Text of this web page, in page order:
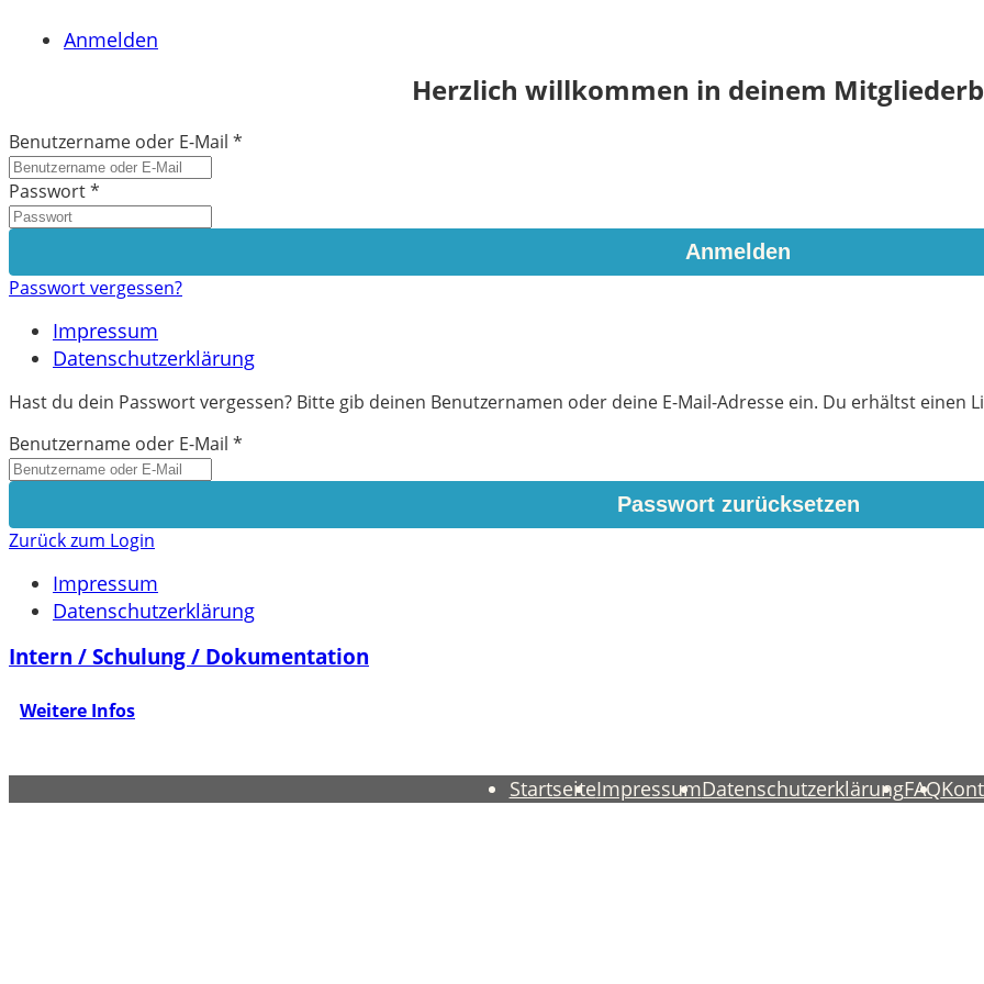
Anmelden
Herzlich willkommen in deinem
Benutzername oder E-Mail *
Passwort*
Passwort vergessen?
Impressum
Datenschutzerklärung
Hast du dein Passwort vergessen? Bitte gib deinen Benutzernamen oder deine E-Mail-Adresse ein. Du erhältst einen
Benutzername oder E-Mail *
Zurück zum Login
Impressum
Datenschutzerklärung
Intern / Schulung / Dokumentation
Weitere Infos
StartseiteImpressumDatenschutzerklärungFAQ